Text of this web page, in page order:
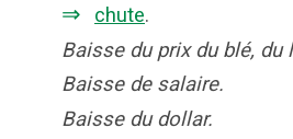
⇒ chute.
Baisse du prix du blé, du
Baisse de salaire.
Baisse du dollar.